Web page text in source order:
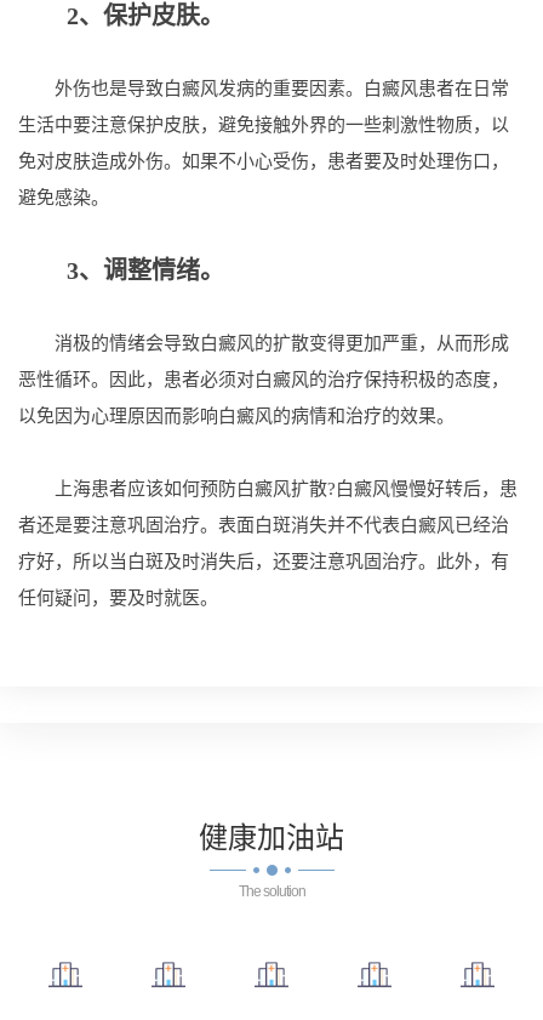
2、保护皮肤。
外伤也是导致白癜风发病的重要因素。白癜风患者在日常
生活中要注意保护皮肤，避免接触外界的一些刺激性物质，以
免对皮肤造成外伤。如果不小心受伤，患者要及时处理伤口，
避免感染。
3、调整情绪。
消极的情绪会导致白癜风的扩散变得更加严重，从而形成
恶性循环。因此，患者必须对白癜风的治疗保持积极的态度，
以免因为心理原因而影响白癜风的病情和治疗的效果。
上海患者应该如何预防白癜风扩散?白癜风慢慢好转后，患
者还是要注意巩固治疗。表面白斑消失并不代表白癜风已经治
疗好，所以当白斑及时消失后，还要注意巩固治疗。此外，有
任何疑问，要及时就医。
健康加油站
The solution